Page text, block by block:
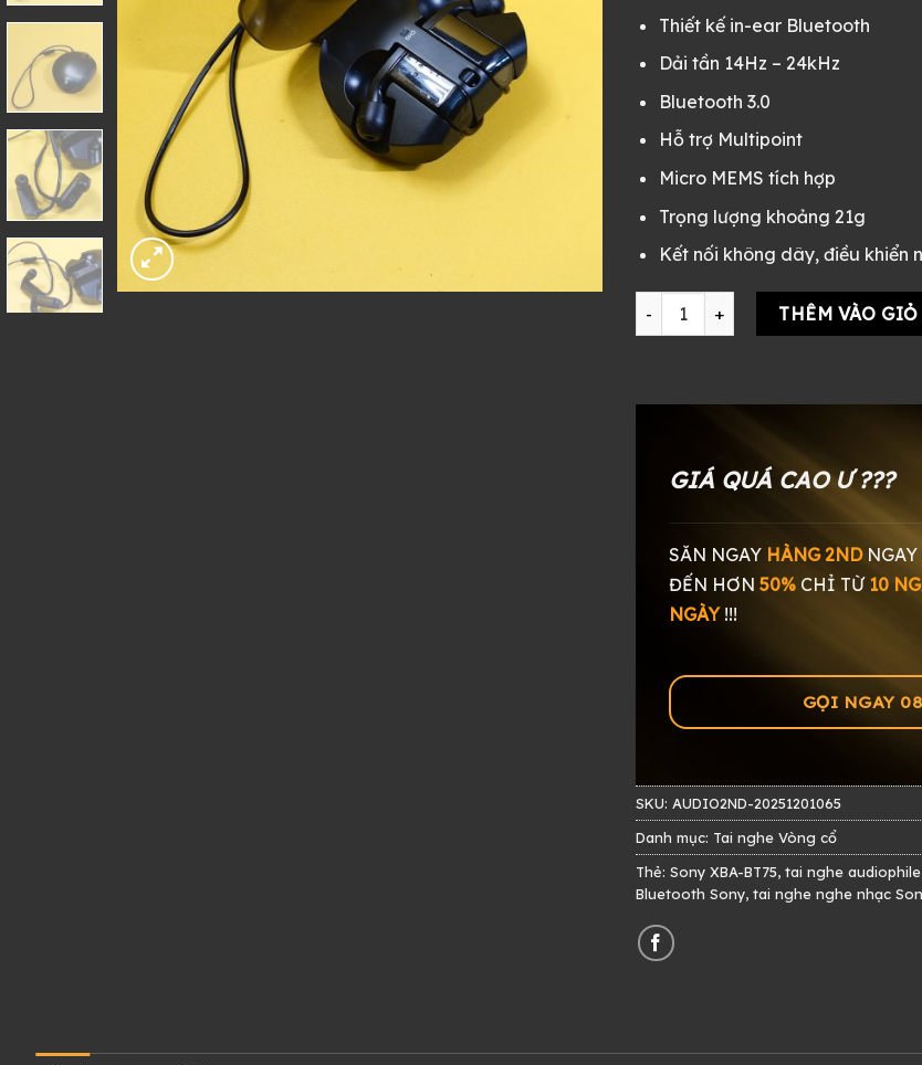
Thiết kế in-ear Bluetooth
Dải tần 14Hz – 24kHz
Bluetooth 3.0
Hỗ trợ Multipoint
Micro MEMS tích hợp
Trọng lượng khoảng 21g
Kết nối không dây, điều khiển
Tai nghe Bluetooth vòng cổ Sony
THÊM VÀO
GIÁ QUÁ CAO Ư ???
SĂN NGAY HÀNG 2NDNGAY
ĐẾN HƠN 50% CHỈ TỪ 10
NGÀY!!!
GỌI NGAY
SKU: AUDIO2ND-20251201065
Danh mục: Tai nghe Vòng cổ
Thẻ: Sony XBA-BT75, tai nghe
Bluetooth Sony, tai nghe nghe nhạc